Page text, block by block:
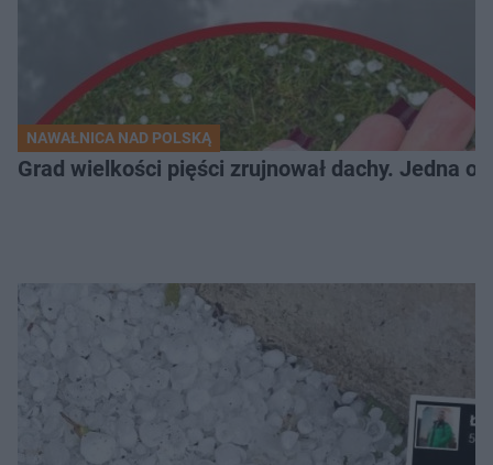
NAWAŁNICA NAD POLSKĄ
Grad wielkości pięści zrujnował dachy. Jedna